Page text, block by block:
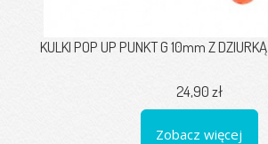
KULKI POP UP PUNKT G 10mm Z
24,90 zł
Zobacz więcej